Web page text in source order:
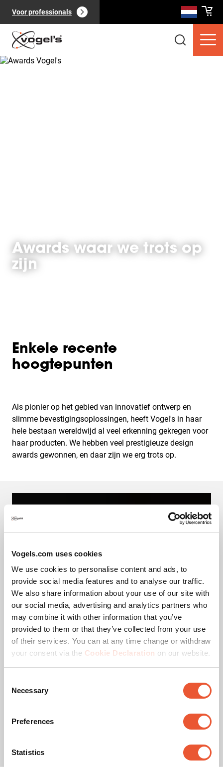
Vogels.com uses cookies
We use cookies to personalise content and ads, to
provide social media features and to analyse our traffic.
We also share information about your use of our site with
our social media, advertising and analytics partners who
may combine it with other information that you’ve
provided to them or that they’ve collected from your use
of their services. You can at any time change or withdraw
your consent via the Cookie Declaration on our website.
Selection
Necessary
Preferences
Statistics
Voor professionals
Awards waar we trots op
zijn
Enkele recente
hoogtepunten
Als pionier op het gebied van innovatief ontwerp en
slimme bevestigingsoplossingen, heeft Vogel's in haar
hele bestaan wereldwijd al veel erkenning gekregen voor
haar producten. We hebben veel prestigieuze design
awards gewonnen, en daar zijn we erg trots op.
Accepteer Marketingcookies
om deze video te bekijken
Cookie-
instellingen
wijzigen